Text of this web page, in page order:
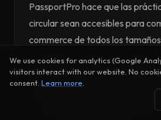
PassportPro hace que las
circular sean accesibles para
commerce de todos los
Implementación Sencilla
Integración perfecta con
We use cookies for analytics (Google
visitors interact with our website. No
consent. Learn more